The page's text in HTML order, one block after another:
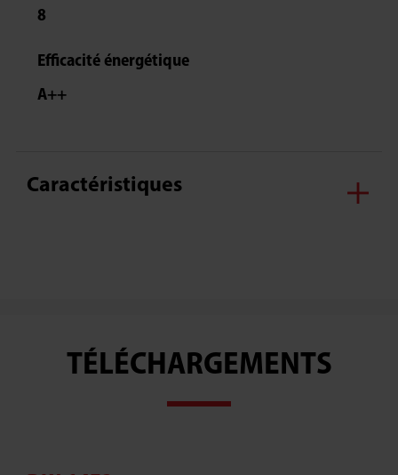
8
Efficacité énergétique
A++
Caractéristiques
TÉLÉCHARGEMENTS